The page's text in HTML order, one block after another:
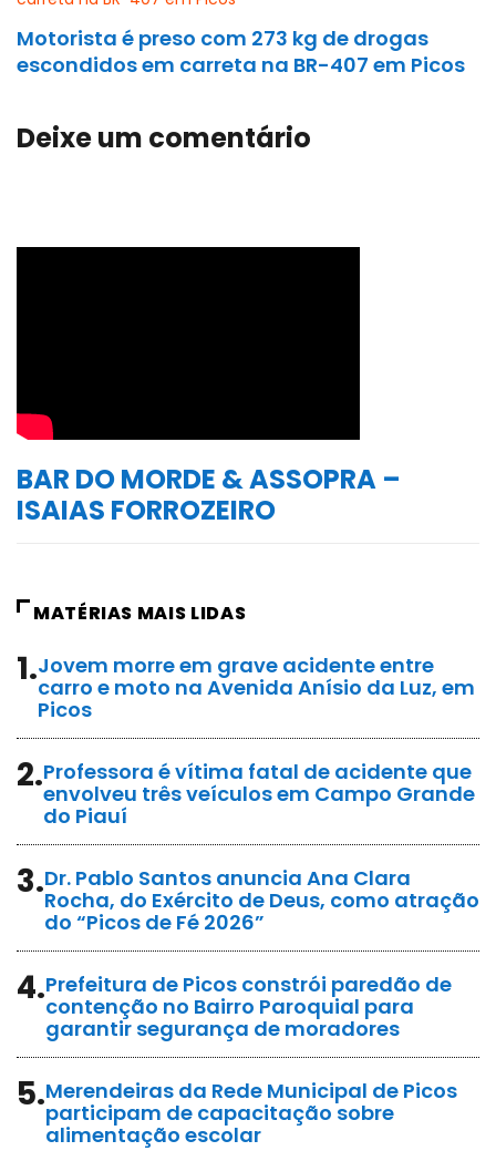
Motorista é preso com 273 kg de drogas
escondidos em carreta na BR-407 em Picos
Deixe um comentário
BAR DO MORDE & ASSOPRA –
ISAIAS FORROZEIRO
MATÉRIAS MAIS LIDAS
1.Jovem morre em grave acidente entre
carro e moto na Avenida Anísio da Luz, em
Picos
2.Professora é vítima fatal de acidente que
envolveu três veículos em Campo Grande
do Piauí
3.Dr. Pablo Santos anuncia Ana Clara
Rocha, do Exército de Deus, como atração
do “Picos de Fé 2026”
4.Prefeitura de Picos constrói paredão de
contenção no Bairro Paroquial para
garantir segurança de moradores
5.Merendeiras da Rede Municipal de Picos
participam de capacitação sobre
alimentação escolar